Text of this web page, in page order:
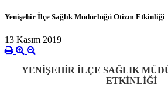
Yenişehir İlçe Sağlık Müdürlüğü Otizm Etkinliği
13 Kasım 2019
YENİŞEHİR İLÇE SAĞLIK
ETKİNLİĞİ